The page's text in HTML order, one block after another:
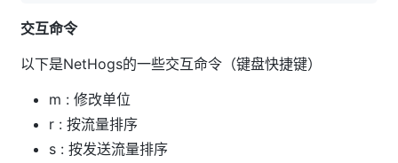
交互命令
以下是NetHogs的一些交互命令（键盘快捷键）
m : 修改单位
r : 按流量排序
s : 按发送流量排序